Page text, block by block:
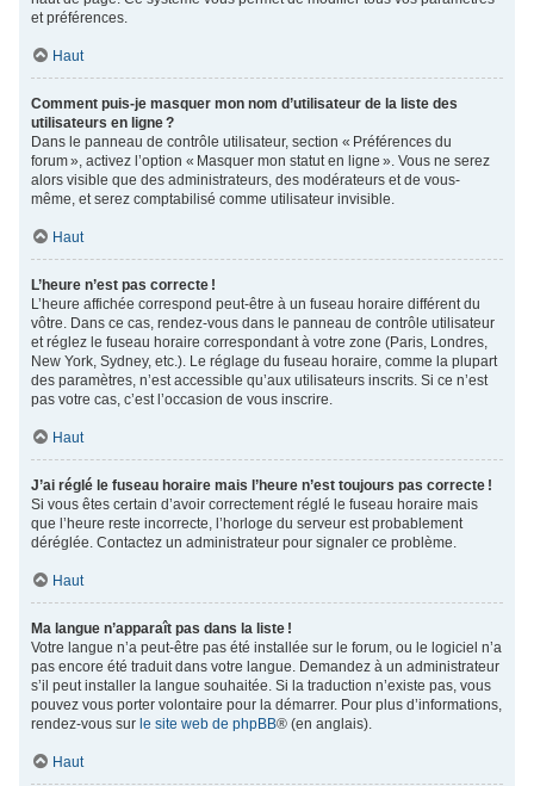
et préférences.
Haut
Comment puis-je masquer mon nom d’utilisateur de la liste des
utilisateurs en ligne ?
Dans le panneau de contrôle utilisateur, section « Préférences du
forum », activez l’option « Masquer mon statut en ligne ». Vous ne serez
alors visible que des administrateurs, des modérateurs et de vous-
même, et serez comptabilisé comme utilisateur invisible.
Haut
L’heure n’est pas correcte !
L’heure affichée correspond peut-être à un fuseau horaire différent du
vôtre. Dans ce cas, rendez-vous dans le panneau de contrôle utilisateur
et réglez le fuseau horaire correspondant à votre zone (Paris, Londres,
New York, Sydney, etc.). Le réglage du fuseau horaire, comme la plupart
des paramètres, n’est accessible qu’aux utilisateurs inscrits. Si ce n’est
pas votre cas, c’est l’occasion de vous inscrire.
Haut
J’ai réglé le fuseau horaire mais l’heure n’est toujours pas correcte !
Si vous êtes certain d’avoir correctement réglé le fuseau horaire mais
que l’heure reste incorrecte, l’horloge du serveur est probablement
déréglée. Contactez un administrateur pour signaler ce problème.
Haut
Ma langue n’apparaît pas dans la liste !
Votre langue n’a peut-être pas été installée sur le forum, ou le logiciel n’a
pas encore été traduit dans votre langue. Demandez à un administrateur
s’il peut installer la langue souhaitée. Si la traduction n’existe pas, vous
pouvez vous porter volontaire pour la démarrer. Pour plus d’informations,
rendez-vous sur le site web de phpBB® (en anglais).
Haut